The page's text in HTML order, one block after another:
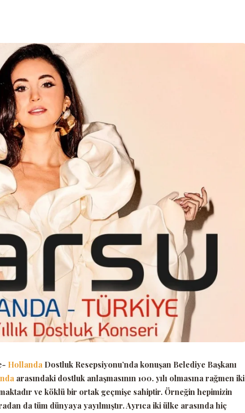
Hollanda Dostluk Resepsiyonu’nda konuşan Belediye Başkanı
arasındaki dostluk anlaşmasının 100. yılı olmasına rağmen iki
ve köklü bir ortak geçmişe sahiptir. Örneğin hepimizin
da tüm dünyaya yayılmıştır. Ayrıca iki ülke arasında hiç